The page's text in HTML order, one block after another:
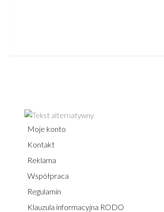
Moje konto
Kontakt
Reklama
Współpraca
Regulamin
Klauzula informacyjna RODO